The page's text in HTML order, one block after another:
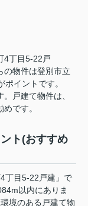
4丁目5-22戸
の物件は登別市立
イントです。
戸建て物件は、
です。
ト(おすすめ
丁目5-22戸建」で
以内にありま
境のある戸建て物